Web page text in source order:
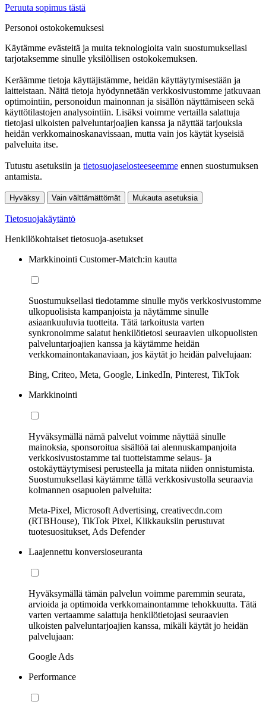
Peruuta sopimus tästä
Personoi ostokokemuksesi
Käytämme evästeitä ja muita teknologioita vain suostumuksellasi
tarjotaksemme sinulle yksilöllisen ostokokemuksen.
Keräämme tietoja käyttäjistämme, heidän käyttäytymisestään ja
laitteistaan. Näitä tietoja hyödynnetään verkkosivustomme jatkuvaan
optimointiin, personoidun mainonnan ja sisällön näyttämiseen sekä
käyttötilastojen analysointiin. Lisäksi voimme vertailla salattuja
tietojasi ulkoisten palveluntarjoajien kanssa ja näyttää tarjouksia
heidän verkkomainoskanavissaan, mutta vain jos käytät kyseisiä
palveluita itse.
Tutustu asetuksiin ja tietosuojaselosteeseemme ennen suostumuksen
antamista.
Hyväksy Vain välttämättömät Mukauta asetuksia
Tietosuojakäytäntö
Henkilökohtaiset tietosuoja-asetukset
Markkinointi Customer-Match:in kautta
Suostumuksellasi tiedotamme sinulle myös verkkosivustomme
ulkopuolisista kampanjoista ja näytämme sinulle
asiaankuuluvia tuotteita. Tätä tarkoitusta varten
synkronoimme salatut henkilötietosi seuraavien ulkopuolisten
palveluntarjoajien kanssa ja käytämme heidän
verkkomainontakanaviaan, jos käytät jo heidän palvelujaan:
Bing, Criteo, Meta, Google, LinkedIn, Pinterest, TikTok
Markkinointi
Hyväksymällä nämä palvelut voimme näyttää sinulle
mainoksia, sponsoroitua sisältöä tai alennuskampanjoita
verkkosivustostamme tai tuotteistamme selaus- ja
ostokäyttäytymisesi perusteella ja mitata niiden onnistumista.
Suostumuksellasi käytämme tällä verkkosivustolla seuraavia
kolmannen osapuolen palveluita:
Meta-Pixel, Microsoft Advertising, creativecdn.com
(RTBHouse), TikTok Pixel, Klikkauksiin perustuvat
tuotesuositukset, Ads Defender
Laajennettu konversioseuranta
Hyväksymällä tämän palvelun voimme paremmin seurata,
arvioida ja optimoida verkkomainontamme tehokkuutta. Tätä
varten vertaamme salattuja henkilötietojasi seuraavien
ulkoisten palveluntarjoajien kanssa, mikäli käytät jo heidän
palvelujaan:
Google Ads
Performance